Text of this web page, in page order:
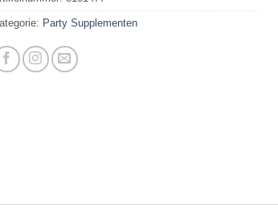
Party Supplementen